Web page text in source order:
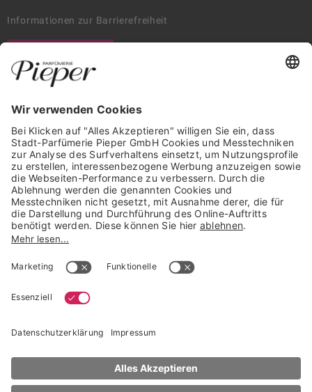
Informationen zur Barrierefreiheit
Trusted Shops Mitglied seit 2010
* unverbindliche Preisempfehlung der Verbundgruppe beauty alliance
NACH OBEN